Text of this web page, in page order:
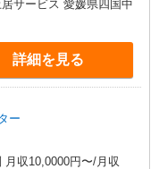
めての方・少しでも不安
い合わせください！ ※収
） ※収入補償期間／6ヶ
居サービス 愛媛県四国中
詳細を見る
ー
月収10,0000円〜/月収